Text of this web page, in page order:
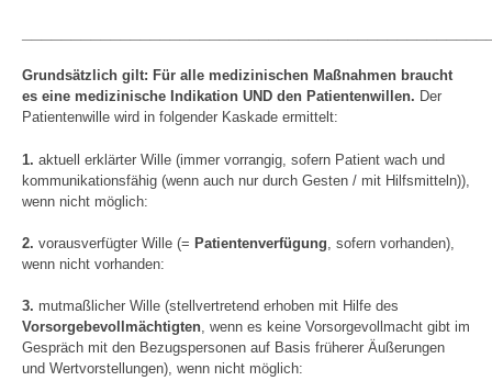
Grundsätzlich gilt: Für alle medizinischen Maßnahmen braucht
es eine medizinische Indikation UND den Patientenwillen. Der
Patientenwille wird in folgender Kaskade ermittelt:
1. aktuell erklärter Wille (immer vorrangig, sofern Patient wach und
kommunikationsfähig (wenn auch nur durch Gesten / mit Hilfsmitteln)),
wenn nicht möglich:
2. vorausverfügter Wille (= Patientenverfügung , sofern vorhanden),
wenn nicht vorhanden:
3. mutmaßlicher Wille (stellvertretend erhoben mit Hilfe des
Vorsorgebevollmächtigten , wenn es keine Vorsorgevollmacht gibt im
Gespräch mit den Bezugspersonen auf Basis früherer Äußerungen
und Wertvorstellungen), wenn nicht möglich: